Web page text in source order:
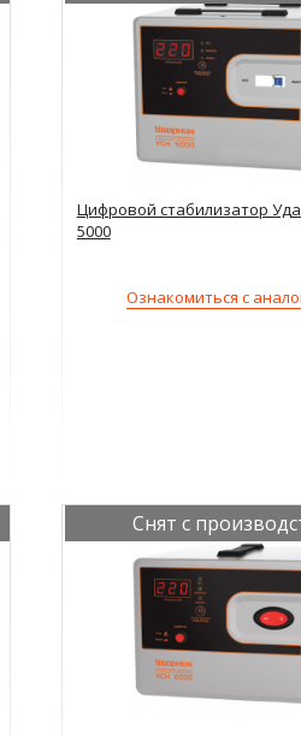
Цифровой стабилизатор
5000
Ознакомиться с
Снят с